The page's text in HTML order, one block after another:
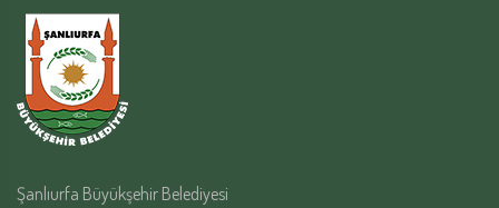
Şanlıurfa Büyükşehir Belediyesi